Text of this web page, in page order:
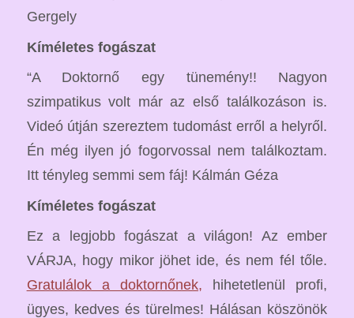
Gergely
Kíméletes fogászat
“A Doktornő egy tünemény!! Nagyon
szimpatikus volt már az első találkozáson is.
Videó útján szereztem tudomást erről a helyről.
Én még ilyen jó fogorvossal nem találkoztam.
Itt tényleg semmi sem fáj! Kálmán Géza
Kíméletes fogászat
Ez a legjobb fogászat a világon! Az ember
VÁRJA, hogy mikor jöhet ide, és nem fél tőle.
Gratulálok a doktornőnek, hihetetlenül profi,
ügyes, kedves és türelmes! Hálásan köszönök